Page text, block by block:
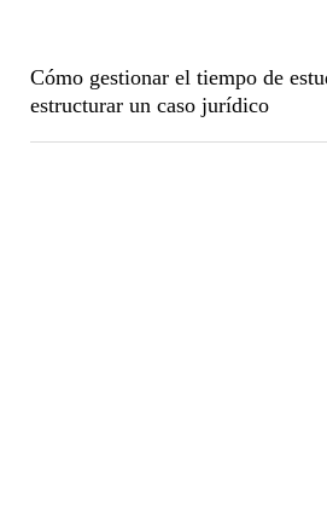
Cómo gestionar el tiempo de
estructurar un caso jurídico